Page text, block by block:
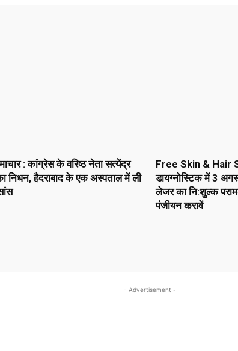
: कांग्रेस के वरिष्ठ नेता सत्येंद्र
निधन, हैदराबाद के एक अस्पताल में ली
Free Skin & Hair
डायग्नोस्टिक में 3
लेजर का नि:शुल्क
पंजीयन करावें
- Advertisement -